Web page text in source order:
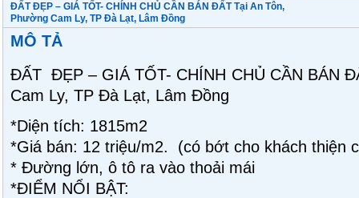
ĐẤT ĐẸP – GIÁ TỐT- CHÍNH CHỦ CẦN BÁN ĐẤT Tại An Tôn,
Phường Cam Ly, TP Đà Lạt, Lâm Đồng
MÔ TẢ
ĐẤT ĐẸP – GIÁ TỐT- CHÍNH CHỦ CẦN BÁN
Cam Ly, TP Đà Lạt, Lâm Đồng
*Diện tích: 1815m2
*Giá bán: 12 triệu/m2. (có bớt cho khách thiện
* Đường lớn, ô tô ra vào thoải mái
*ĐIỂM NỔI BẬT: